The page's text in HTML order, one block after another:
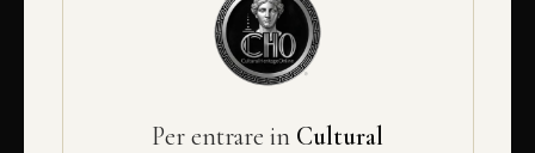
Per entrare in Cultural